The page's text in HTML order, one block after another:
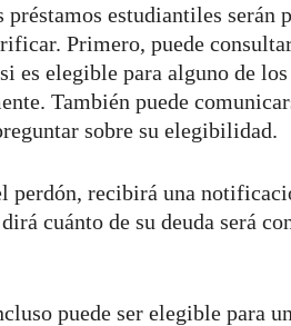
préstamos estudiantiles serán
Primero, puede
es elegible para alguno de
También puede
sobre su elegibilidad.
perdón, recibirá una
cuánto de su deuda será
puede ser elegible para